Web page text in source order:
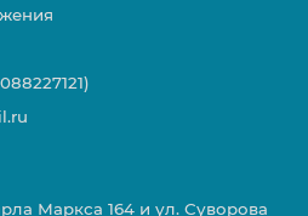
Маркса 164 и ул. Суворова